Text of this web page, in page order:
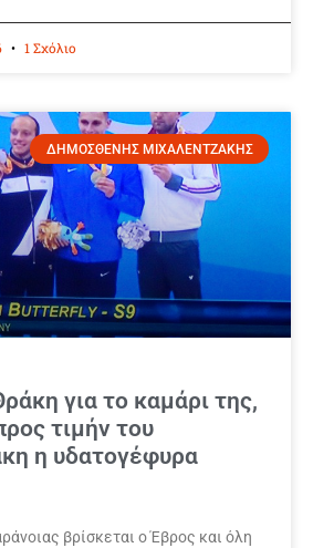
1 Σχόλιο
ΔΗΜΟΣΘΕΝΗΣ ΜΙΧΑΛΕΝΤΖΑΚΗΣ
για το καμάρι της,
τιμήν του
η υδατογέφυρα
βρίσκεται ο Έβρος και όλη